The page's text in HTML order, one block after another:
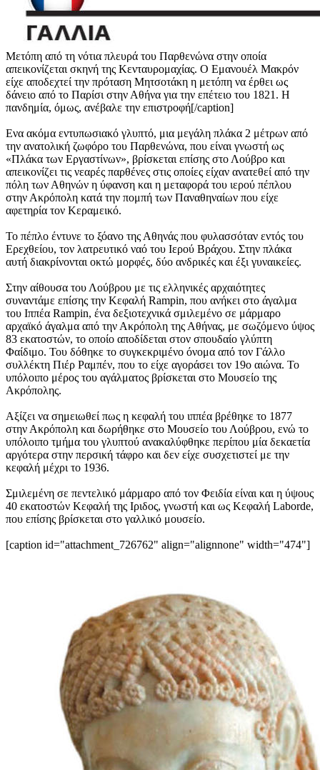
Μετόπη από τη νότια πλευρά του Παρθενώνα στην οποία
απεικονίζεται σκηνή της Κενταυρομαχίας. Ο Εμανουέλ Μακρόν
είχε αποδεχτεί την πρόταση Μητσοτάκη η μετόπη να έρθει ως
δάνειο από το Παρίσι στην Αθήνα για την επέτειο του 1821. Η
πανδημία, όμως, ανέβαλε την επιστροφή[/caption]
Ενα ακόμα εντυπωσιακό γλυπτό, μια μεγάλη πλάκα 2 μέτρων από
την ανατολική ζωφόρο του Παρθενώνα, που είναι γνωστή ως
«Πλάκα των Εργαστίνων», βρίσκεται επίσης στο Λούβρο και
απεικονίζει τις νεαρές παρθένες στις οποίες είχαν ανατεθεί από την
πόλη των Αθηνών η ύφανση και η μεταφορά του ιερού πέπλου
στην Ακρόπολη κατά την πομπή των Παναθηναίων που είχε
αφετηρία τον Κεραμεικό.
Το πέπλο έντυνε το ξόανο της Αθηνάς που φυλασσόταν εντός του
Ερεχθείου, τον λατρευτικό ναό του Ιερού Βράχου. Στην πλάκα
αυτή διακρίνονται οκτώ μορφές, δύο ανδρικές και έξι γυναικείες.
Στην αίθουσα του Λούβρου με τις ελληνικές αρχαιότητες
συναντάμε επίσης την Κεφαλή Rampin, που ανήκει στο άγαλμα
του Ιππέα Rampin, ένα δεξιοτεχνικά σμιλεμένο σε μάρμαρο
αρχαϊκό άγαλμα από την Ακρόπολη της Αθήνας, με σωζόμενο ύψος
83 εκατοστών, το οποίο αποδίδεται στον σπουδαίο γλύπτη
Φαίδιμο. Του δόθηκε το συγκεκριμένο όνομα από τον Γάλλο
συλλέκτη Πιέρ Ραμπέν, που το είχε αγοράσει τον 19ο αιώνα. Το
υπόλοιπο μέρος του αγάλματος βρίσκεται στο Μουσείο της
Ακρόπολης.
Αξίζει να σημειωθεί πως η κεφαλή του ιππέα βρέθηκε το 1877
στην Ακρόπολη και δωρήθηκε στο Μουσείο του Λούβρου, ενώ το
υπόλοιπο τμήμα του γλυπτού ανακαλύφθηκε περίπου μία δεκαετία
αργότερα στην περσική τάφρο και δεν είχε συσχετιστεί με την
κεφαλή μέχρι το 1936.
Σμιλεμένη σε πεντελικό μάρμαρο από τον Φειδία είναι και η ύψους
40 εκατοστών Κεφαλή της Ιριδος, γνωστή και ως Κεφαλή Laborde,
που επίσης βρίσκεται στο γαλλικό μουσείο.
[caption id="attachment_726762" align="alignnone" width="474"]